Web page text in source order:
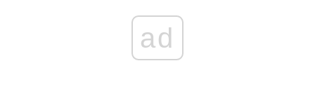
ad